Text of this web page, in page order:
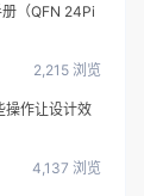
（QFN 24Pi
2,215 浏览
操作让设计效
4,137 浏览